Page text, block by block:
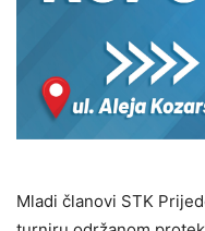
Mladi članovi STK